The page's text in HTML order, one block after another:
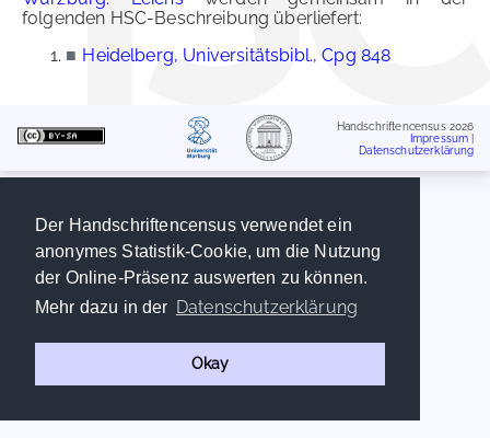
Der Handschriftencensus verwendet ein
anonymes Statistik-Cookie, um die Nutzung
der Online-Präsenz auswerten zu können.
Mehr dazu in der Datenschutzerklärung
Okay
folgenden HSC-Beschreibung überliefert:
■ Heidelberg, Universitätsbibl., Cpg 848
Handschriftencensus 2026
Impressum
Datenschutzerklärung